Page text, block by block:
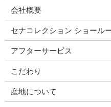
会社概要
セナコレクション ショール
アフターサービス
こだわり
産地について